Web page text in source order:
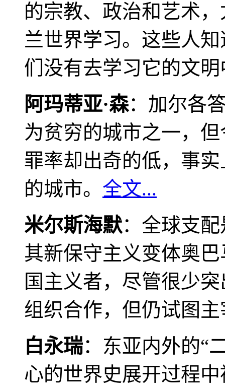
的宗教、政治和艺术
兰世界学习。这些人
们没有去学习它的文
阿玛蒂亚·森：加尔各
为贫穷的城市之一，
罪率却出奇的低，事
的城市。 全文...
米尔斯海默：全球支
其新保守主义变体奥
国主义者，尽管很少
组织合作，但仍试图
白永瑞：东亚内外的“
心的世界史展开过程